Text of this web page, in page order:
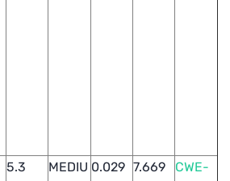
5.3
MEDIU 0.029 7.669
CWE-